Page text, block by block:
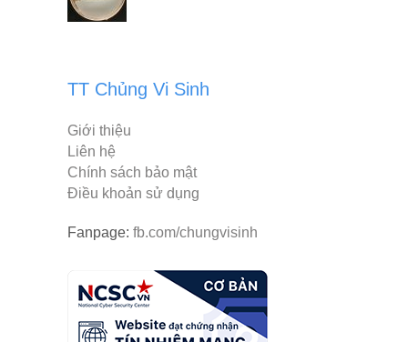
TT Chủng Vi Sinh
Giới thiệu
Liên hệ
Chính sách bảo mật
Điều khoản sử dụng
Fanpage: fb.com/chungvisinh